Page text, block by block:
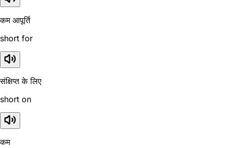
कम आपूर्ति
short for
संक्षिप्त के लिए
short on
कम